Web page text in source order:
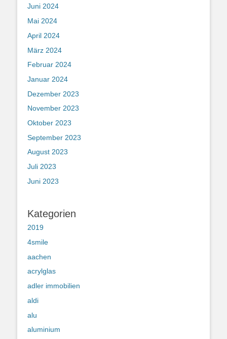
Juni 2024
Mai 2024
April 2024
März 2024
Februar 2024
Januar 2024
Dezember 2023
November 2023
Oktober 2023
September 2023
August 2023
Juli 2023
Juni 2023
Kategorien
2019
4smile
aachen
acrylglas
adler immobilien
aldi
alu
aluminium